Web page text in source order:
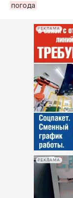
погода
РЕКЛАМА
РЕКЛАМА